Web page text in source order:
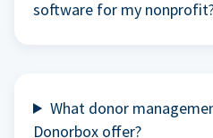
software for my
What donor
Donorbox offer?